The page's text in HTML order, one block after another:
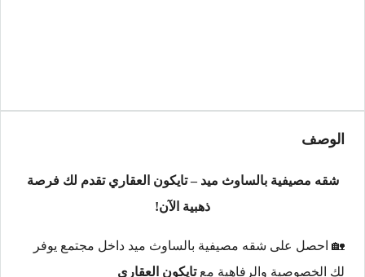
الوصف
شقه مصيفية بالساوث ميد – تايكون العقاري تقدم لك فرصة
ذهبية الآن!
🏡 احصل على شقه مصيفية بالساوث ميد داخل مجتمع يوفر
لك الخصوصية والرفاهية معتايكون العقاري